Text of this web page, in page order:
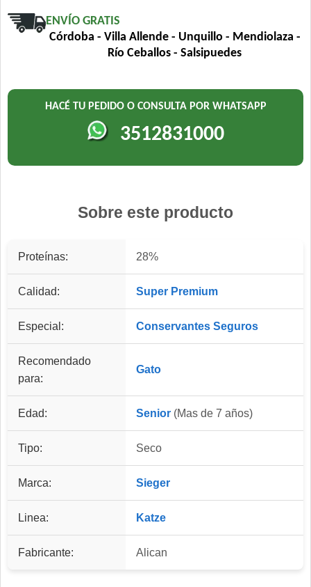
ENVÍO GRATIS
Córdoba - Villa Allende - Unquillo - Mendiolaza -
Río Ceballos - Salsipuedes
HACÉ TU PEDIDO O CONSULTA POR WHATSAPP
3512831000
Sobre este producto
Proteínas: 28%
Calidad: Super Premium
Especial: Conservantes Seguros
Recomendado
para:
Gato
Edad: Senior (Mas de 7 años)
Tipo: Seco
Marca: Sieger
Linea: Katze
Fabricante: Alican